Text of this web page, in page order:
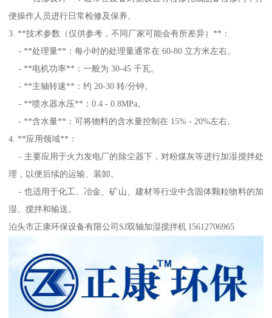
便操作人员进行日常检修及保养。
3. **技术参数（仅供参考，不同厂家可能会有所差异）**：
- **处理量**：每小时的处理量通常在 60-80 立方米左右。
- **电机功率**：一般为 30-45 千瓦。
- **主轴转速**：约 20-30 转/分钟。
- **喷水器水压**：0.4 - 0.8MPa。
- **含水量**：可将物料的含水量控制在 15% - 20%左右。
4. **应用领域**：
- 主要应用于火力发电厂的除尘器下，对粉煤灰等进行加湿搅拌处
理，以便后续的运输、装卸。
- 也适用于化工、冶金、矿山、建材等行业中含固体颗粒物料的加
湿、搅拌和输送。
泊头市正康环保设备有限公司SJ双轴加湿搅拌机 I5612706965